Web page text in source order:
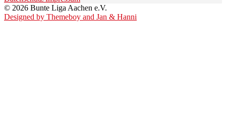
© 2026 Bunte Liga Aachen e.V.
Designed by Themeboy and Jan & Hanni